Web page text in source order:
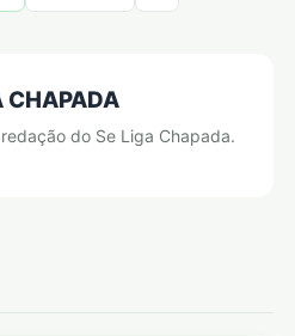
CHAPADA
do Se Liga Chapada.